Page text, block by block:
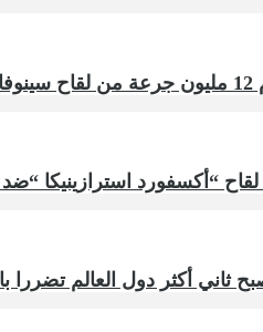
“أكسفورد استرازينيكا
ثاني أكثر دول العالم تضررا